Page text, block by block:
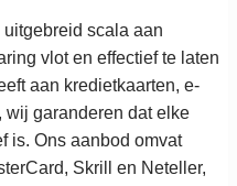
scala aan
vlot en effectief te laten
aan kredietkaarten, e-
garanderen dat elke
is. Ons aanbod omvat
Skrill en Neteller,